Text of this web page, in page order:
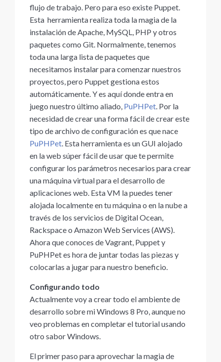
flujo de trabajo. Pero para eso existe Puppet.
Esta herramienta realiza toda la magia de la
instalación de Apache, MySQL, PHP y otros
paquetes como Git. Normalmente, tenemos
toda una larga lista de paquetes que
necesitamos instalar para comenzar nuestros
proyectos, pero Puppet gestiona estos
automáticamente. Y es aquí donde entra en
juego nuestro último aliado, PuPHPet. Por la
necesidad de crear una forma fácil de crear este
tipo de archivo de configuración es que nace
PuPHPet. Esta herramienta es un GUI alojado
en la web súper fácil de usar que te permite
configurar los parámetros necesarios para crear
una máquina virtual para el desarrollo de
aplicaciones web. Esta VM la puedes tener
alojada localmente en tu máquina o en la nube a
través de los servicios de Digital Ocean,
Rackspace o Amazon Web Services (AWS).
Ahora que conoces de Vagrant, Puppet y
PuPHPet es hora de juntar todas las piezas y
colocarlas a jugar para nuestro beneficio.
Configurando todo
Actualmente voy a crear todo el ambiente de
desarrollo sobre mi Windows 8 Pro, aunque no
veo problemas en completar el tutorial usando
otro sabor Windows.
El primer paso para aprovechar la magia de